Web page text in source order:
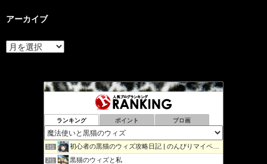
アーカイブ
ア
ー
ランキング ポイント ブロ画
1位 初心者の黒猫のウィズ攻略日記 | のんびりマイペースで攻略…
2位 黒猫のウィズと私